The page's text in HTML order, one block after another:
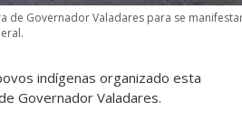
de Governador Valadares para se
indígenas organizado esta
Governador Valadares.